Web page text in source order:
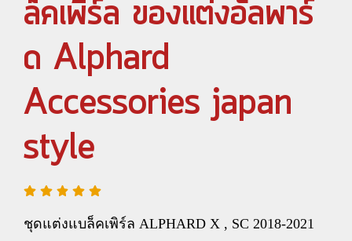
ล็คเพิร์ล ของแต่งอัลพาร์
ด Alphard
Accessories japan
style
ชุดแต่งแบล็คเพิร์ล ALPHARD X , SC 2018-2021